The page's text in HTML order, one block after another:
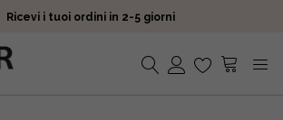
Ricevi i tuoi ordini in 2-5 giorni
15% di sconto e spedizione gratuita
Ricevi i tuoi ordini in 2-5 giorni